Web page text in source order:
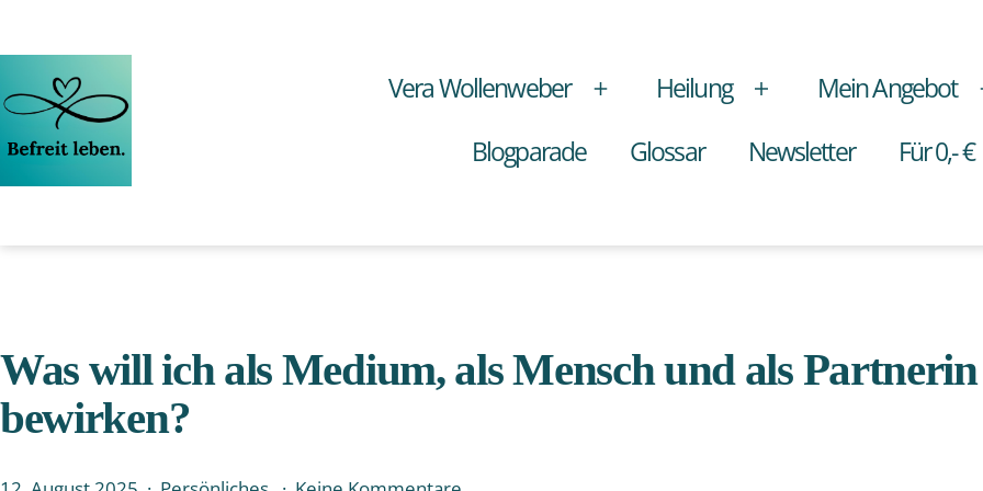
springen
Vera Wollenweber
Menü
öffnen
Heilung
Menü
öffnen
Mein Angebot
Blogparade
Glossar Newsletter Für 0,- €
Was will ich als Medium, als Mensch und als Partnerin
bewirken?